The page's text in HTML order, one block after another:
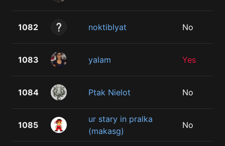
1082 noktiblyat No
1083 yalam Yes
1084 Ptak Nielot No
1085
ur stary in pralka
(makasg)
No